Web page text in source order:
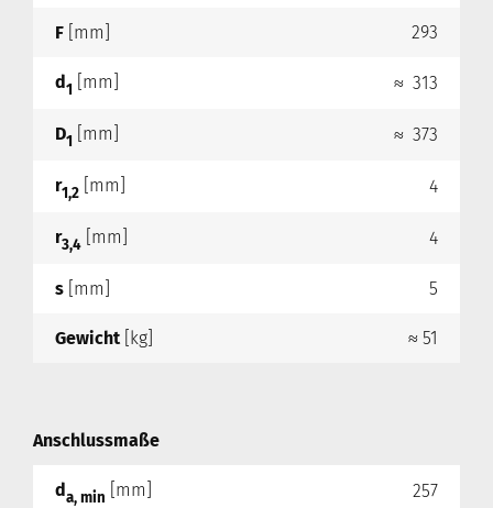
F [mm] 293
d1 [mm] ≈ 313
D1 [mm] ≈ 373
r1,2 [mm] 4
r3,4 [mm] 4
s [mm] 5
Gewicht [kg] ≈ 51
Anschlussmaße
da, min [mm] 257